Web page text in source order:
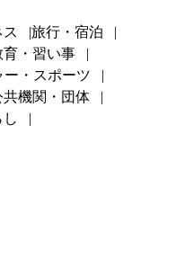
ス
旅行・宿泊
育・習い事
ー・スポーツ
共機関・団体